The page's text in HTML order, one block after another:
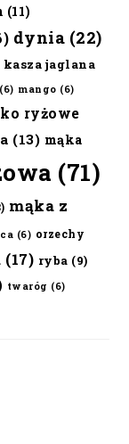
(11)
dynia (22)
kasza jaglana
(6) mango (6)
ryżowe
(13) mąka
(71)
mąka z
(6) orzechy
(17) ryba (9)
twaróg (6)